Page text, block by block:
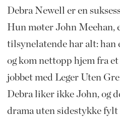
Debra Newell er en
Hun møter John Meehan,
tilsynelatende har alt:
og kom nettopp hjem fra
jobbet med Leger Uten
Debra liker ikke John, og
drama uten sidestykke